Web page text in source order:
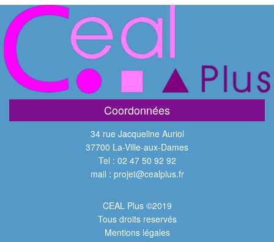
Coordonnées
34 rue Jacqueline Auriol
37700 La-Ville-aux-Dames
Tel : 02 47 50 92 92
mail : projet@cealplus.fr
CEAL Plus ©2019
Tous droits reservés
Mentions légales